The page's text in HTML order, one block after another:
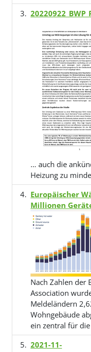
… auch die
Heizung zu
Europäischer
Millionen
Nach Zahlen der
Association
Meldeländern
Wohngebäude
ein zentral für die
2021-11-